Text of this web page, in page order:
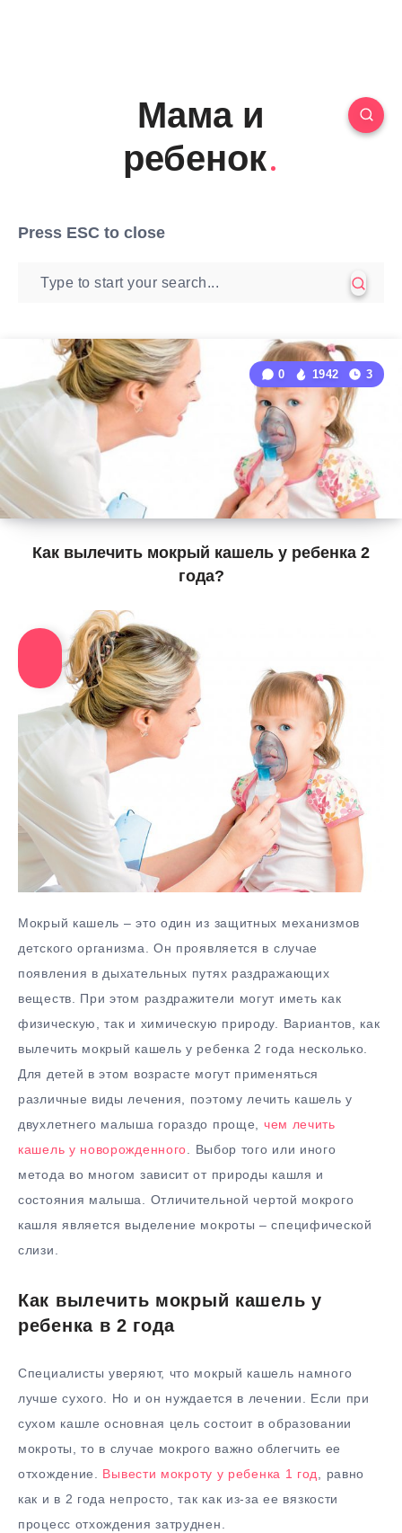
Мама и
ребенок
Press ESC to close
Как вылечить мокрый кашель у ребенка 2
года?
0 1942 3
Мокрый кашель – это один из защитных механизмов
детского организма. Он проявляется в случае
появления в дыхательных путях раздражающих
веществ. При этом раздражители могут иметь как
физическую, так и химическую природу. Вариантов, как
вылечить мокрый кашель у ребенка 2 года несколько.
Для детей в этом возрасте могут применяться
различные виды лечения, поэтому лечить кашель у
двухлетнего малыша гораздо проще, чем лечить
кашель у новорожденного. Выбор того или иного
метода во многом зависит от природы кашля и
состояния малыша. Отличительной чертой мокрого
кашля является выделение мокроты – специфической
слизи.
Как вылечить мокрый кашель у
ребенка в 2 года
Специалисты уверяют, что мокрый кашель намного
лучше сухого. Но и он нуждается в лечении. Если при
сухом кашле основная цель состоит в образовании
мокроты, то в случае мокрого важно облегчить ее
отхождение. Вывести мокроту у ребенка 1 год, равно
как и в 2 года непросто, так как из-за ее вязкости
процесс отхождения затруднен.